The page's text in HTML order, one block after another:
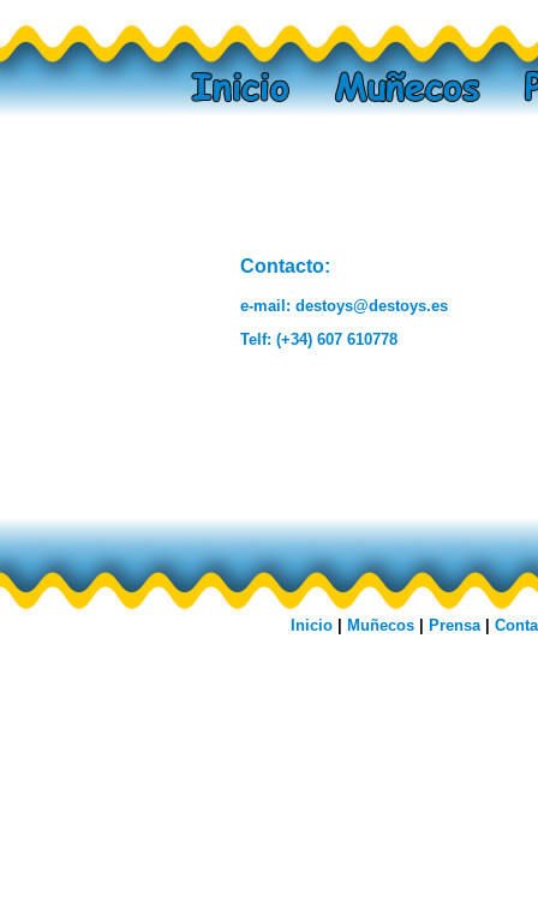
Contacto:
e-mail: destoys@destoys.es
Telf: (+34) 607 610778
Inicio Muñecos Prensa|